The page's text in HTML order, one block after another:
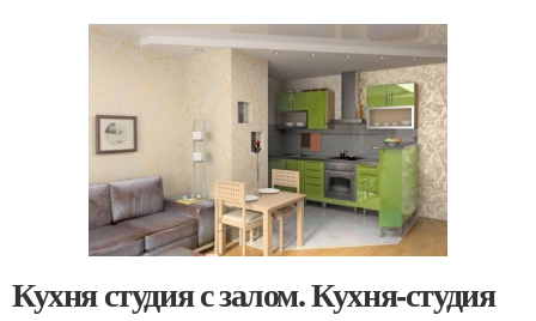
Кухня студия с залом. Кухня-студия